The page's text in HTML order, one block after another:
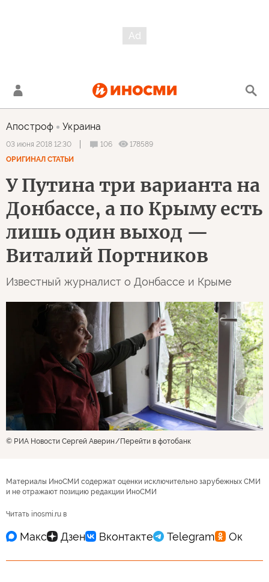
Апостроф Украина
03 июня 2018 12:30 106
178589
ОРИГИНАЛ СТАТЬИ
У Путина три варианта на
Донбассе, а по Крыму есть
лишь один выход —
Виталий Портников
Известный журналист о Донбассе и Крыме
© РИА Новости Сергей Аверин Перейти в фотобанк
Материалы ИноСМИ содержат оценки исключительно зарубежных СМИ
и не отражают позицию редакции ИноСМИ
Читать inosmi.ru в